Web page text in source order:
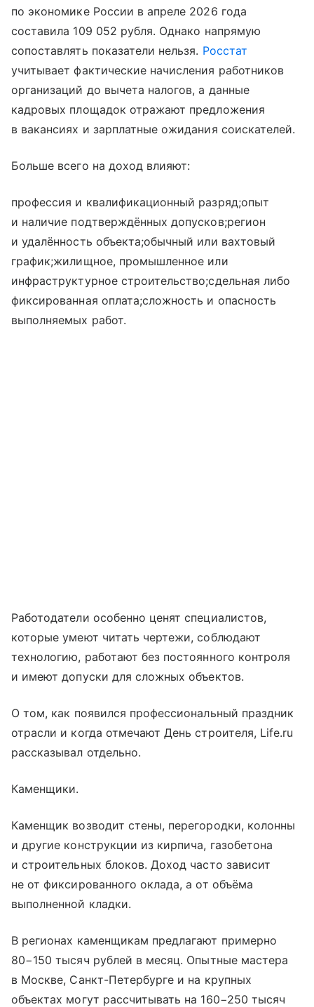
по экономике России в апреле 2026 года
составила 109 052 рубля. Однако напрямую
сопоставлять показатели нельзя. Росстат
учитывает фактические начисления работников
организаций до вычета налогов, а данные
кадровых площадок отражают предложения
в вакансиях и зарплатные ожидания соискателей.
Больше всего на доход влияют:
профессия и квалификационный разряд;опыт
и наличие подтверждённых допусков;регион
и удалённость объекта;обычный или вахтовый
график;жилищное, промышленное или
инфраструктурное строительство;сдельная либо
фиксированная оплата;сложность и опасность
выполняемых работ.
Работодатели особенно ценят специалистов,
которые умеют читать чертежи, соблюдают
технологию, работают без постоянного контроля
и имеют допуски для сложных объектов.
О том, как появился профессиональный праздник
отрасли и когда отмечают День строителя, Life.ru
рассказывал отдельно.
Каменщики.
Каменщик возводит стены, перегородки, колонны
и другие конструкции из кирпича, газобетона
и строительных блоков. Доход часто зависит
не от фиксированного оклада, а от объёма
выполненной кладки.
В регионах каменщикам предлагают примерно
80−150 тысяч рублей в месяц. Опытные мастера
в Москве, Санкт-Петербурге и на крупных
объектах могут рассчитывать на 160−250 тысяч